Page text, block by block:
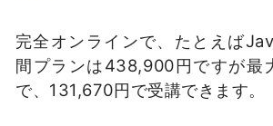
完全オンラインで、たとえば
間プランは438,900円ですが最
で、131,670円で受講できます。